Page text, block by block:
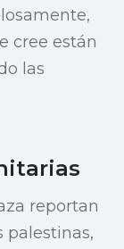
cree están
las
reportan
palestinas,